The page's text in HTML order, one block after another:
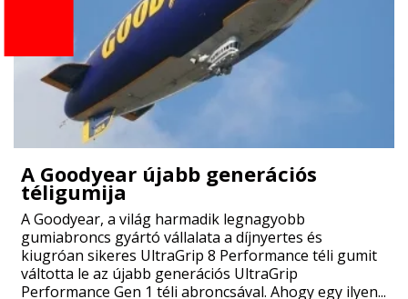
A Goodyear újabb generációs
téligumija
A Goodyear, a világ harmadik legnagyobb
gumiabroncs gyártó vállalata a díjnyertes és
kiugróan sikeres UltraGrip 8 Performance téli gumit
váltotta le az újabb generációs UltraGrip
Performance Gen 1 téli abroncsával. Ahogy egy ilyen...